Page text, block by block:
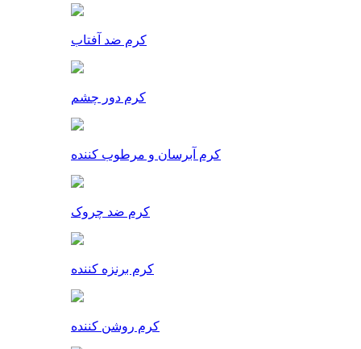
کرم ضد آفتاب
کرم دور چشم
کرم آبرسان و مرطوب کننده
کرم ضد چروک
کرم برنزه کننده
کرم روشن کننده